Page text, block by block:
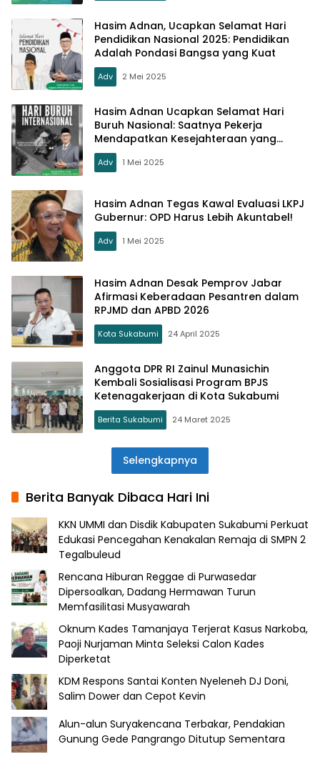
Hasim Adnan, Ucapkan Selamat Hari
Pendidikan Nasional 2025: Pendidikan
Adalah Pondasi Bangsa yang Kuat
Adv 2 Mei 2025
Hasim Adnan Ucapkan Selamat Hari
Buruh Nasional: Saatnya Pekerja
Mendapatkan Kesejahteraan yang
Layak
Adv 1 Mei 2025
Hasim Adnan Tegas Kawal Evaluasi LKPJ
Gubernur: OPD Harus Lebih Akuntabel!
Adv 1 Mei 2025
Hasim Adnan Desak Pemprov Jabar
Afirmasi Keberadaan Pesantren dalam
RPJMD dan APBD 2026
Kota Sukabumi 24 April 2025
Anggota DPR RI Zainul Munasichin
Kembali Sosialisasi Program BPJS
Ketenagakerjaan di Kota Sukabumi
Berita Sukabumi 24 Maret 2025
Selengkapnya
Berita Banyak Dibaca Hari Ini
KKN UMMI dan Disdik Kabupaten Sukabumi Perkuat
Edukasi Pencegahan Kenakalan Remaja di SMPN 2
Tegalbuleud
Rencana Hiburan Reggae di Purwasedar
Dipersoalkan, Dadang Hermawan Turun
Memfasilitasi Musyawarah
Oknum Kades Tamanjaya Terjerat Kasus Narkoba,
Paoji Nurjaman Minta Seleksi Calon Kades
Diperketat
KDM Respons Santai Konten Nyeleneh DJ Doni,
Salim Dower dan Cepot Kevin
Alun-alun Suryakencana Terbakar, Pendakian
Gunung Gede Pangrango Ditutup Sementara